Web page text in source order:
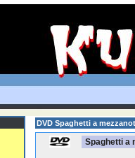
DVD Spaghetti a
Spaghetti a